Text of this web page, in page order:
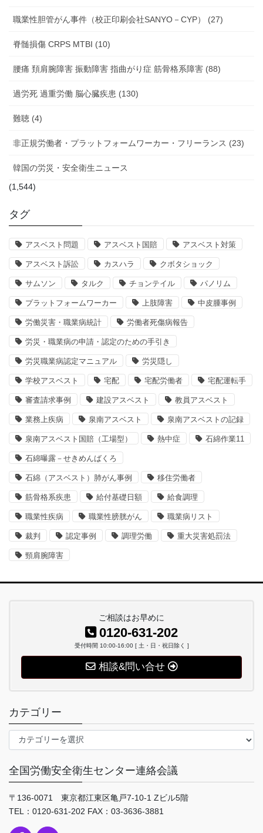
職業性胆管がん事件（校正印刷会社SANYO－CYP） (27)
脊髄損傷 CRPS MTBI (10)
腰痛 頚肩腕障害 振動障害 指曲がり症 筋骨格系障害 (88)
過労死 過重労働 脳心臓疾患 (130)
難聴 (4)
非正規労働者・プラットフォームワーカー・フリーランス (23)
韓国の労災・安全衛生ニュース
(1,544)
タグ
アスベスト問題 アスベスト国賠 アスベスト対策
アスベスト訴訟 カスハラ クボタショック
サムソン タルク チョンテイル パノリム
プラットフォームワーカー 上肢障害 中皮腫事例
労働災害・職業病統計 労働者死傷病報告
労災・職業病の申請・認定のための手引き
労災職業病認定マニュアル 労災隠し
学校アスベスト 宅配 宅配労働者 宅配運転手
審査請求事例 建設アスベスト 教員アスベスト
業務上疾病 泉南アスベスト 泉南アスベストの記録
泉南アスベスト国賠（工場型） 熱中症 石綿作業11
石綿曝露－せきめんばくろ
石綿（アスベスト）肺がん事例 移住労働者
筋骨格系疾患 給付基礎日額 給食調理
職業性疾病 職業性膀胱がん 職業病リスト
裁判 認定事例 調理労働 重大災害処罰法
頸肩腕障害
ご相談はお早めに
0120-631-202
受付時間 10:00-16:00 [ 土・日・祝日除く ]
相談&問い合せ
カテゴリー
テ
リ
ー
全国労働安全衛生センター連絡会議
〒136-0071 東京都江東区亀戸7-10-1 Zビル5階
TEL：0120-631-202 FAX：03-3636-3881